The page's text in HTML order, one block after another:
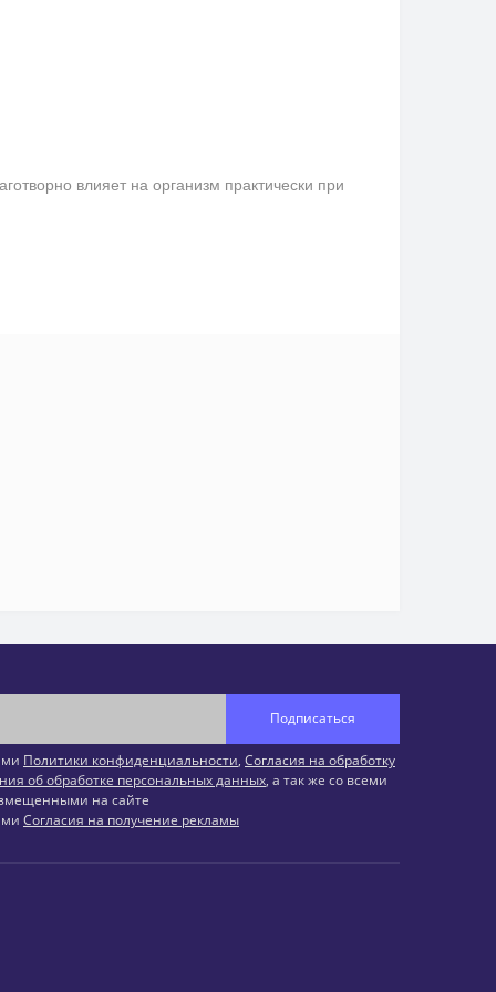
влияет на организм практически при
Подписаться
Политики конфиденциальности, Согласия на обработку
об обработке персональных данных, а так же со всеми
на сайте
Согласия на получение рекламы